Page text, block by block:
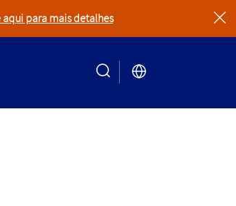
clear
aqui para mais detalhes
search